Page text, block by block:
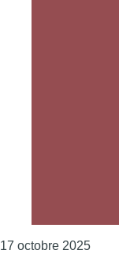
17 octobre 2025